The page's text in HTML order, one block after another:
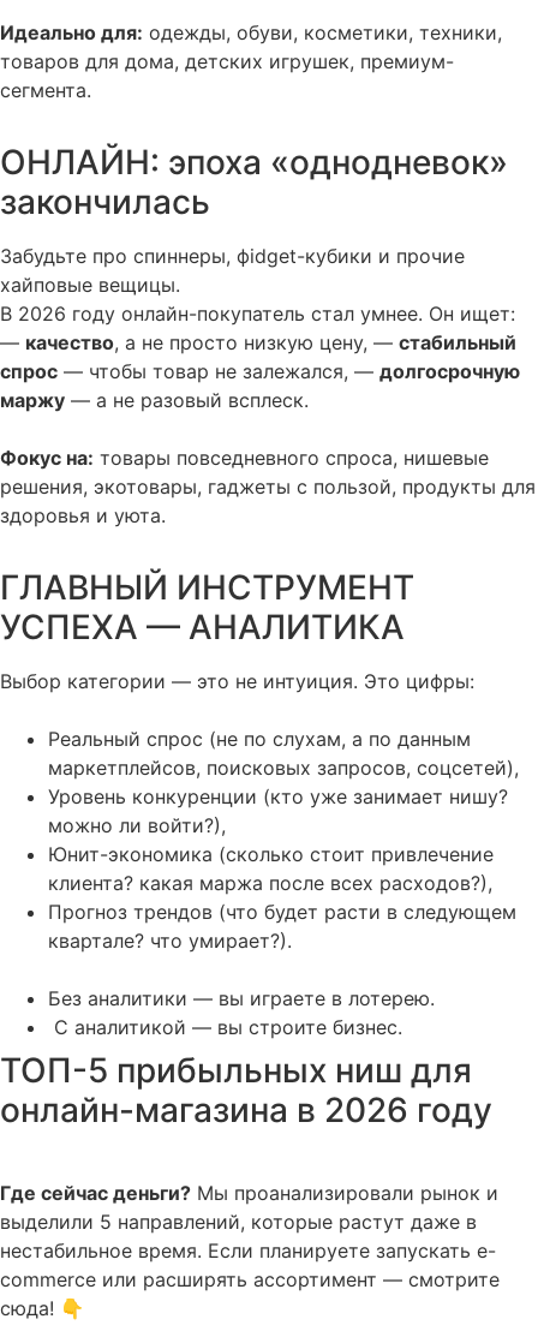
Идеально для: одежды, обуви, косметики, техники,
товаров для дома, детских игрушек, премиум-
сегмента.
ОНЛАЙН: эпоха «однодневок»
закончилась
Забудьте про спиннеры, фidget-кубики и прочие
хайповые вещицы.
В 2026 году онлайн-покупатель стал умнее. Он ищет:
— качество, а не просто низкую цену, — стабильный
спрос — чтобы товар не залежался, — долгосрочную
маржу — а не разовый всплеск.
Фокус на: товары повседневного спроса, нишевые
решения, экотовары, гаджеты с пользой, продукты для
здоровья и уюта.
ГЛАВНЫЙ ИНСТРУМЕНТ
УСПЕХА — АНАЛИТИКА
Выбор категории — это не интуиция. Это цифры:
Реальный спрос (не по слухам, а по данным
маркетплейсов, поисковых запросов, соцсетей),
Уровень конкуренции (кто уже занимает нишу?
можно ли войти?),
Юнит-экономика (сколько стоит привлечение
клиента? какая маржа после всех расходов?),
Прогноз трендов (что будет расти в следующем
квартале? что умирает?).
Без аналитики — вы играете в лотерею.
С аналитикой — вы строите бизнес.
ТОП-5 прибыльных ниш для
онлайн-магазина в 2026 году
Где сейчас деньги? Мы проанализировали рынок и
выделили 5 направлений, которые растут даже в
нестабильное время. Если планируете запускать e-
commerce или расширять ассортимент — смотрите
сюда! 👇